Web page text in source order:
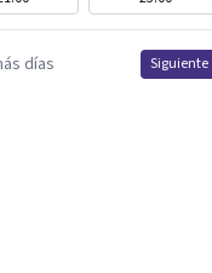
días Siguiente